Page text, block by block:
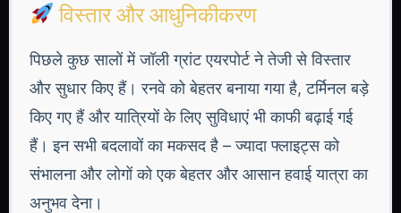
विस्तार और आधुनिकीकरण
पिछले कुछ सालों में जॉली ग्रांट एयरपोर्ट ने तेजी से विस्तार
और सुधार किए हैं। रनवे को बेहतर बनाया गया है, टर्मिनल बड़े
किए गए हैं और यात्रियों के लिए सुविधाएं भी काफी बढ़ाई गई
हैं। इन सभी बदलावों का मकसद है – ज्यादा फ्लाइट्स को
संभालना और लोगों को एक बेहतर और आसान हवाई यात्रा का
अनुभव देना।